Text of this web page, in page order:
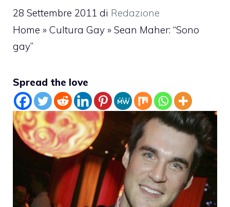
28 Settembre 2011 di Redazione
Home » Cultura Gay » Sean Maher: “Sono
gay”
Spread the love